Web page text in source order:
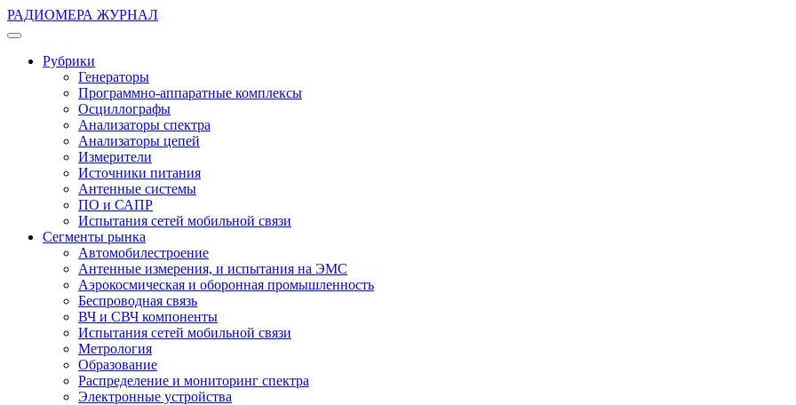
РАДИОМЕРА ЖУРНАЛ
Рубрики
Генераторы
Программно-аппаратные комплексы
Осциллографы
Анализаторы спектра
Анализаторы цепей
Измерители
Источники питания
Антенные системы
ПО и САПР
Испытания сетей мобильной связи
Сегменты рынка
Автомобилестроение
Антенные измерения, и испытания на ЭМС
Аэрокосмическая и оборонная промышленность
Беспроводная связь
ВЧ и СВЧ компоненты
Испытания сетей мобильной связи
Метрология
Образование
Распределение и мониторинг спектра
Электронные устройства